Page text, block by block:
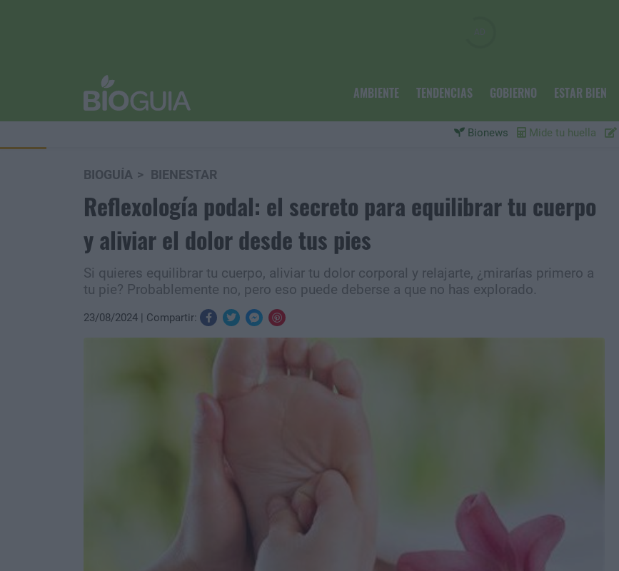
AMBIENTE TENDENCIAS GOBIERNO ESTAR BIEN
Bionews Mide tu huella
BIOGUÍA BIENESTAR
Reflexología podal: el secreto para equilibrar tu cuerpo
y aliviar el dolor desde tus pies
Si quieres equilibrar tu cuerpo, aliviar tu dolor corporal y relajarte, ¿mirarías primero a
tu pie? Probablemente no, pero eso puede deberse a que no has explorado.
23/08/2024 Compartir: